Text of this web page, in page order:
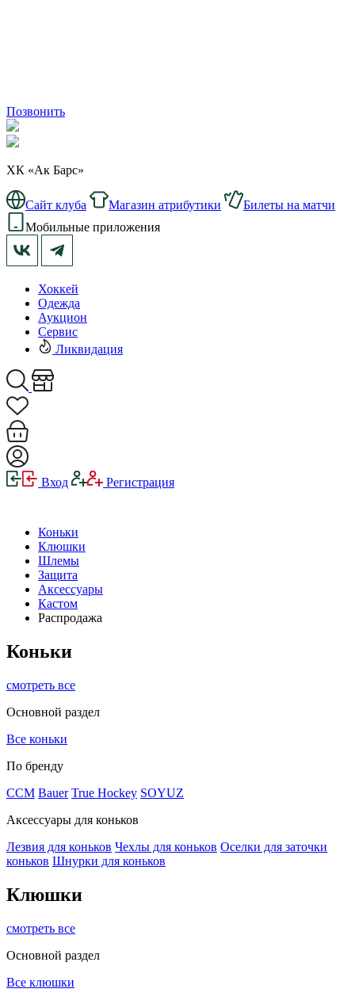
Позвонить
ХК «Ак Барс»
Сайт клуба Магазин атрибутики
Билеты на матчи
Мобильные приложения
Хоккей
Одежда
Аукцион
Сервис
Ликвидация
Вход Регистрация
Коньки
Клюшки
Шлемы
Защита
Аксессуары
Кастом
Распродажа
Коньки
смотреть все
Основной раздел
Все коньки
По бренду
ССМ Bauer True Hockey SOYUZ
Аксессуары для коньков
Лезвия для коньков Чехлы для коньков Оселки для заточки
коньков Шнурки для коньков
Клюшки
смотреть все
Основной раздел
Все клюшки